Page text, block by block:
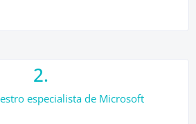
2.
especialista de Microsoft